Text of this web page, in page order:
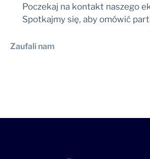
Poczekaj na kontakt naszego
Spotkajmy się, aby omówić
Zaufali nam